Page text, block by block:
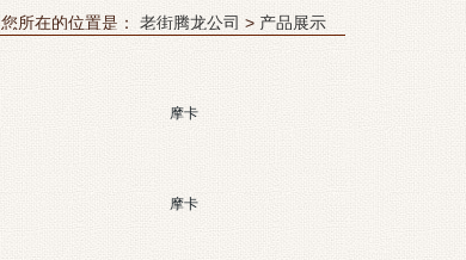
您所在的位置是： 老街腾龙公司 > 产品展示
摩卡
摩卡